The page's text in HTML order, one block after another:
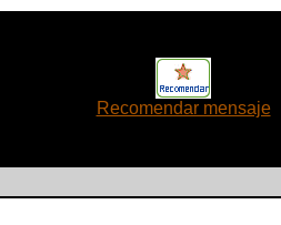
Recomendar mensaje